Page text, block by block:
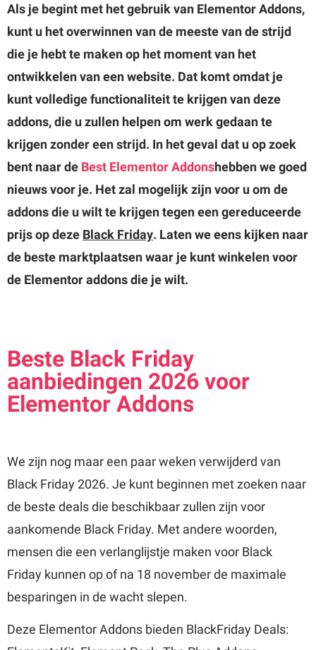
Als je begint met het gebruik van Elementor Addons,
kunt u het overwinnen van de meeste van de strijd
die je hebt te maken op het moment van het
ontwikkelen van een website. Dat komt omdat je
kunt volledige functionaliteit te krijgen van deze
addons, die u zullen helpen om werk gedaan te
krijgen zonder een strijd. In het geval dat u op zoek
bent naar de Best Elementor Addonshebben we goed
nieuws voor je. Het zal mogelijk zijn voor u om de
addons die u wilt te krijgen tegen een gereduceerde
prijs op deze Black Friday. Laten we eens kijken naar
de beste marktplaatsen waar je kunt winkelen voor
de Elementor addons die je wilt.
Beste Black Friday
aanbiedingen 2026 voor
Elementor Addons
We zijn nog maar een paar weken verwijderd van
Black Friday 2026. Je kunt beginnen met zoeken naar
de beste deals die beschikbaar zullen zijn voor
aankomende Black Friday. Met andere woorden,
mensen die een verlanglijstje maken voor Black
Friday kunnen op of na 18 november de maximale
besparingen in de wacht slepen.
Deze Elementor Addons bieden BlackFriday Deals: